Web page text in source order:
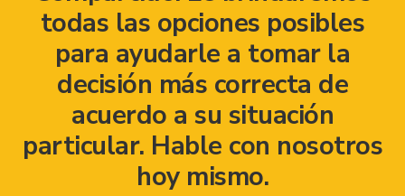
todas las opciones posibles
para ayudarle a tomar la
decisión más correcta de
acuerdo a su situación
particular. Hable con nosotros
hoy mismo.